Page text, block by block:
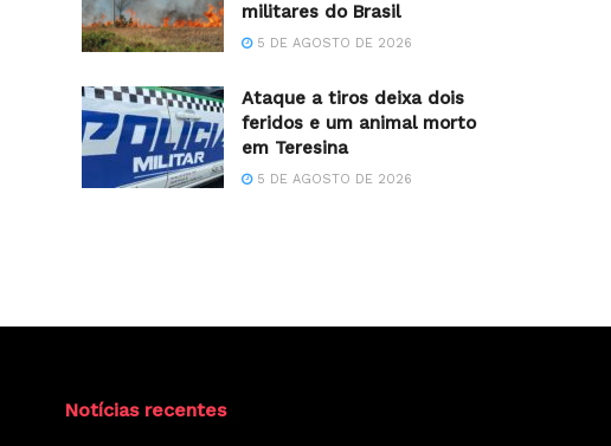
militares do Brasil
5 DE AGOSTO DE 2026
Ataque a tiros deixa dois
feridos e um animal morto
em Teresina
5 DE AGOSTO DE 2026
Notícias recentes